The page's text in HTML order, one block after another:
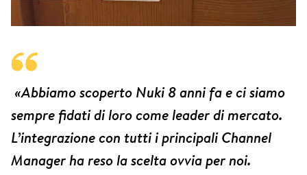
«Abbiamo scoperto Nuki 8 anni fa e ci siamo
sempre fidati di loro come leader di mercato.
L’integrazione con tutti i principali Channel
Manager ha reso la scelta ovvia per noi.